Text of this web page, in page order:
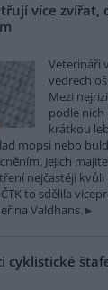
více zvířat,
Veterináři
vedrech
Mezi
podle nich
krátkou
mopsi nebo
Jejich
nejčastěji
to sdělila
Valdhans.
cyklistické